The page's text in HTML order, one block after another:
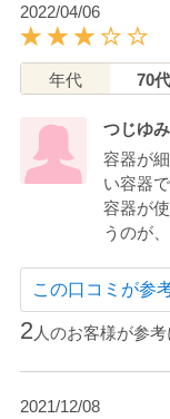
2022/04/06
年代 70代
つじゆ
容器が
い容器
容器が
うのが
この口コミが参
2 人のお客様が参
2021/12/08